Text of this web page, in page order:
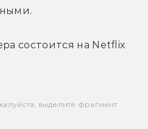
состоится на Netflix
выделите фрагмент